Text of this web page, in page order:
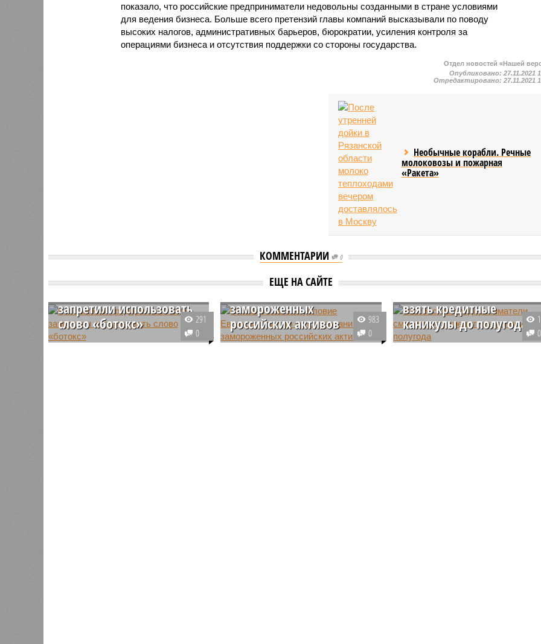
показало, что российские предприниматели недовольны созданными в стране условиями
для ведения бизнеса. Больше всего претензий главы компаний высказывали по поводу
высоких налогов, административных барьеров, бюрократии, усиления контроля за
операциями бизнеса и отсутствия поддержки со стороны государства.
Отдел новостей «Нашей
Опубликовано:27.11.2021
Отредактировано:27.11.2021
Необычные корабли. Речные
молоковозы и пожарная
«Ракета»
КОММЕНТАРИИ 0
ЕЩЕ НА САЙТЕ
Российским
запретили использовать
слово «ботокс»
Американская
291
0
Названо главное условие
Еврокомиссии по
использованию
замороженных
российских активов
Еврокомиссия разработала
983
0
Российские
взять кредитные
каникулы до полугода
С 1 октября у предпринимателей
0